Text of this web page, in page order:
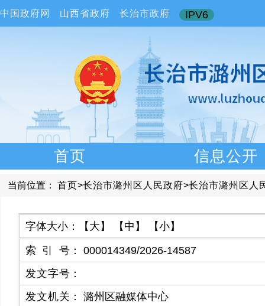
中国政府网 山西省政府 长治市政府 IPV6
首页 信息公开
当前位置： 首页>长治市潞州区人民政府>长治市潞州区人
字体大小： 【大】 【中】 【小】
索引号 ：
000014349/2026-14587
发文字号 ：
发文机关 ：
潞州区融媒体中心